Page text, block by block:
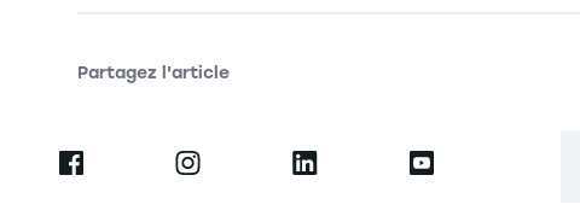
Partagez l'article